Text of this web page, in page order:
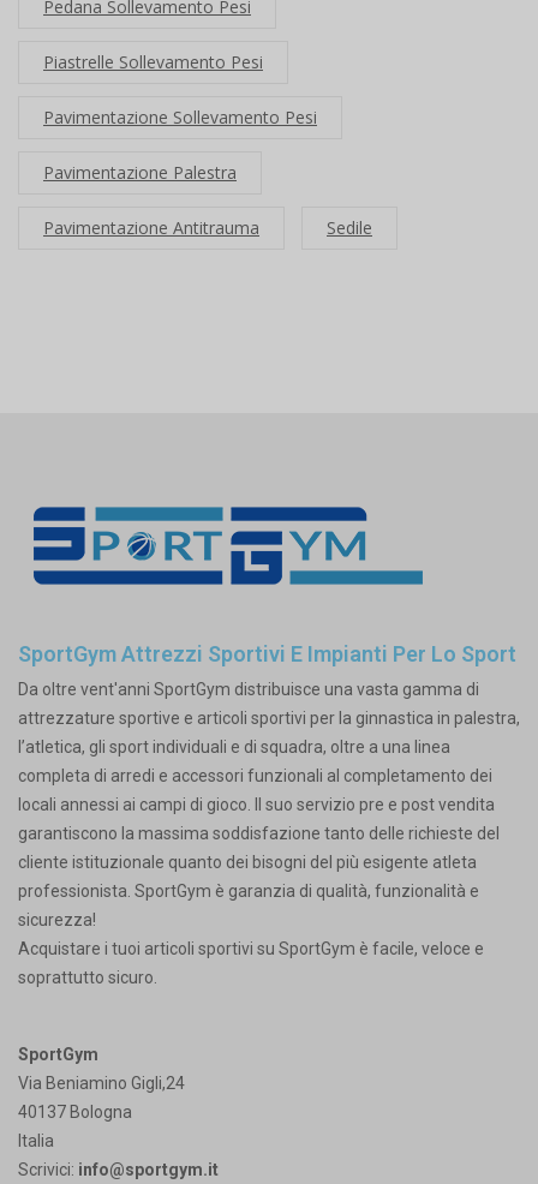
Pedana Sollevamento Pesi
Piastrelle Sollevamento Pesi
Pavimentazione Sollevamento Pesi
Pavimentazione Palestra
Pavimentazione Antitrauma Sedile
SportGym Attrezzi Sportivi E Impianti Per Lo Sport
Da oltre vent'anni SportGym distribuisce una vasta gamma di
attrezzature sportive e articoli sportivi per la ginnastica in palestra,
l’atletica, gli sport individuali e di squadra, oltre a una linea
completa di arredi e accessori funzionali al completamento dei
locali annessi ai campi di gioco. Il suo servizio pre e post vendita
garantiscono la massima soddisfazione tanto delle richieste del
cliente istituzionale quanto dei bisogni del più esigente atleta
professionista. SportGym è garanzia di qualità, funzionalità e
sicurezza!
Acquistare i tuoi articoli sportivi su SportGym è facile, veloce e
soprattutto sicuro.
SportGym
Via Beniamino Gigli,24
40137 Bologna
Italia
Scrivici: info@sportgym.it